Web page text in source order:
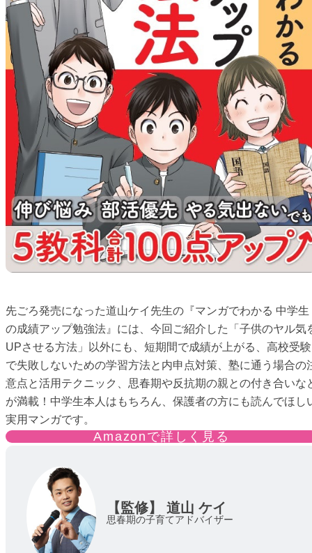
先ごろ発売になった道山ケイ先生の『マンガでわかる 中学生
の成績アップ勉強法』には、今回ご紹介した「子供のヤル気
UPさせる方法」以外にも、短期間で成績が上がる、高校受験
で失敗しないための学習方法と内申点対策、塾に通う場合の
意点と活用テクニック、思春期や反抗期の親との付き合いな
が満載！中学生本人はもちろん、保護者の方にも読んでほし
実用マンガです。
Amazonで詳しく見る
【監修】 道山 ケイ
思春期の子育てアドバイザー